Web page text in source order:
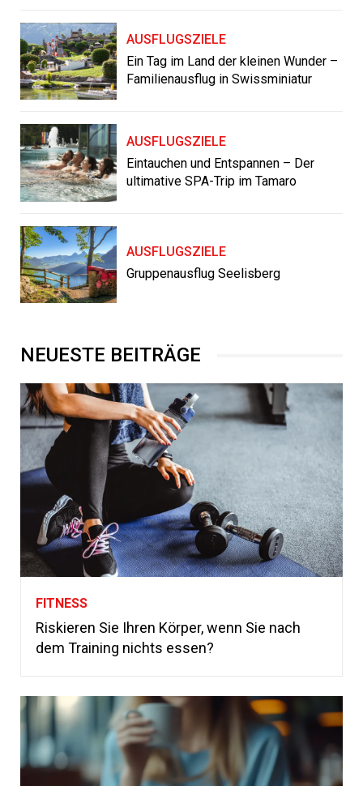
AUSFLUGSZIELE
Ein Tag im Land der kleinen Wunder –
Familienausflug in Swissminiatur
AUSFLUGSZIELE
Eintauchen und Entspannen – Der
ultimative SPA-Trip im Tamaro
AUSFLUGSZIELE
Gruppenausflug Seelisberg
NEUESTE BEITRÄGE
FITNESS
Riskieren Sie Ihren Körper, wenn Sie nach
dem Training nichts essen?